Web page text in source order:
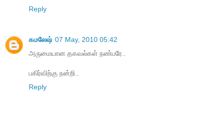
Reply
கமலேஷ் 07 May, 2010 05:42
அருமையான தகவல்கள் நண்பரே..
ப‌கிர்விற்கு ந‌ன்றி..
Reply